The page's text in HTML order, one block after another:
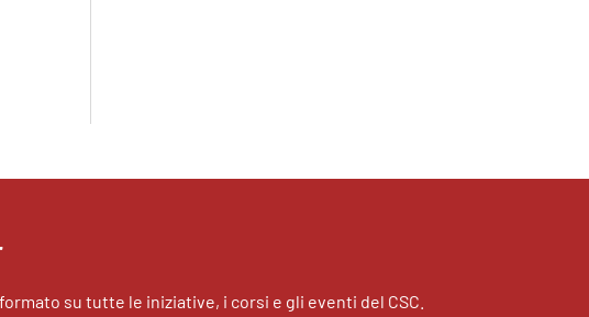
su tutte le iniziative, i corsi e gli eventi del CSC.